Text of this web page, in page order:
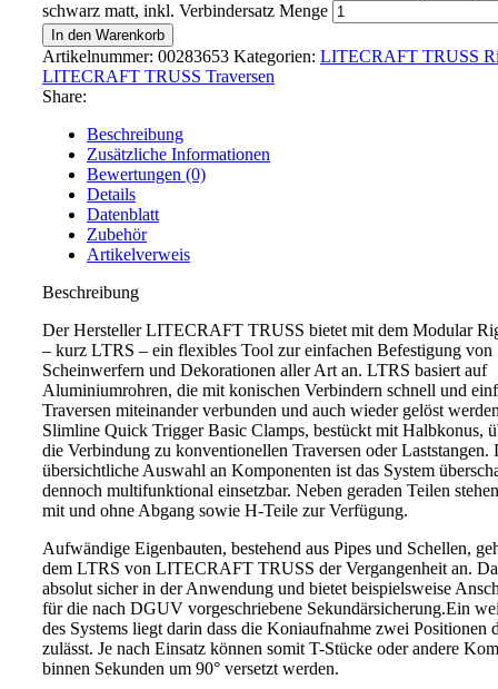
schwarz matt, inkl. Verbindersatz Menge
In den Warenkorb
Artikelnummer: 00283653 Kategorien: LITECRAFT TRUSS
LITECRAFT TRUSS Traversen
Share:
Beschreibung
Zusätzliche Informationen
Bewertungen (0)
Details
Datenblatt
Zubehör
Artikelverweis
Beschreibung
Der Hersteller LITECRAFT TRUSS bietet mit dem Modular
– kurz LTRS – ein flexibles Tool zur einfachen Befestigung von
Scheinwerfern und Dekorationen aller Art an. LTRS basiert auf
Aluminiumrohren, die mit konischen Verbindern schnell und
Traversen miteinander verbunden und auch wieder gelöst
Slimline Quick Trigger Basic Clamps, bestückt mit Halbkonus,
die Verbindung zu konventionellen Traversen oder Laststangen.
übersichtliche Auswahl an Komponenten ist das System
dennoch multifunktional einsetzbar. Neben geraden Teilen
mit und ohne Abgang sowie H-Teile zur Verfügung.
Aufwändige Eigenbauten, bestehend aus Pipes und Schellen,
dem LTRS von LITECRAFT TRUSS der Vergangenheit an.
absolut sicher in der Anwendung und bietet beispielsweise
für die nach DGUV vorgeschriebene Sekundärsicherung.Ein
des Systems liegt darin dass die Koniaufnahme zwei Positionen
zulässt. Je nach Einsatz können somit T-Stücke oder andere
binnen Sekunden um 90° versetzt werden.